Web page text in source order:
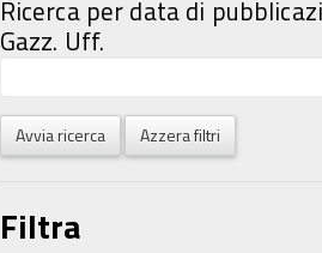
Ricerca per data di
Gazz. Uff.
Avvia ricerca Azzera filtri
Filtra